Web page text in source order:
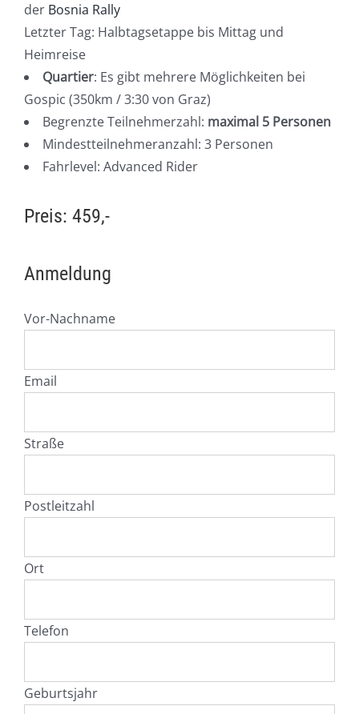
der Bosnia Rally
Letzter Tag: Halbtagsetappe bis Mittag und
Heimreise
Quartier: Es gibt mehrere Möglichkeiten bei
Gospic (350km / 3:30 von Graz)
Begrenzte Teilnehmerzahl: maximal 5 Personen
Mindestteilnehmeranzahl: 3 Personen
Fahrlevel: Advanced Rider
Preis: 459,-
Anmeldung
Vor-Nachname
Email
Straße
Postleitzahl
Ort
Telefon
Geburtsjahr